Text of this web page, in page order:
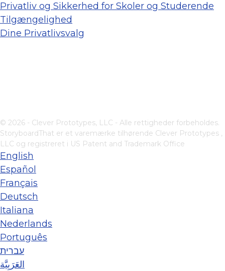
Privatliv og Sikkerhed for Skoler og Studerende
Tilgængelighed
Dine Privatlivsvalg
© 2026 - Clever Prototypes, LLC - Alle rettigheder forbeholdes.
StoryboardThat er et varemærke tilhørende Clever Prototypes ,
LLC og registreret i US Patent and Trademark Office
English
Español
Français
Deutsch
Italiana
Nederlands
Português
עברית
العَرَبِيَّة